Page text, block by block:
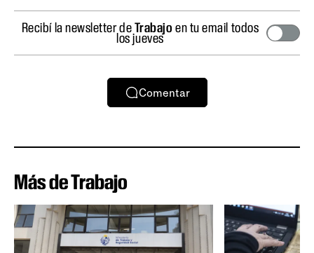
Recibí la newsletter deTrabajo en tu email todos
los jueves
Comentar
Más de Trabajo